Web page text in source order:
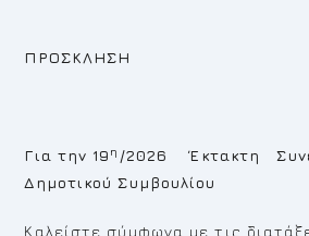
ΠΡΟΣΚΛΗΣΗ
Για την 19 η /2026 Έκτακτη
Δημοτικού Συμβουλίου
Καλείστε σύμφωνα με τις